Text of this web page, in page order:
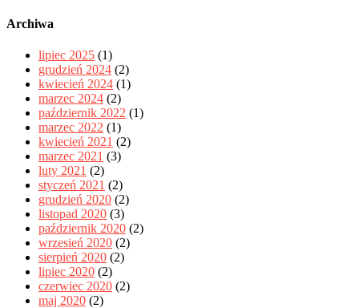
Archiwa
lipiec 2025 (1)
grudzień 2024 (2)
kwiecień 2024 (1)
marzec 2024 (2)
październik 2022 (1)
marzec 2022 (1)
kwiecień 2021 (2)
marzec 2021 (3)
luty 2021 (2)
styczeń 2021 (2)
grudzień 2020 (2)
listopad 2020 (3)
październik 2020 (2)
wrzesień 2020 (2)
sierpień 2020 (2)
lipiec 2020 (2)
czerwiec 2020 (2)
maj 2020 (2)